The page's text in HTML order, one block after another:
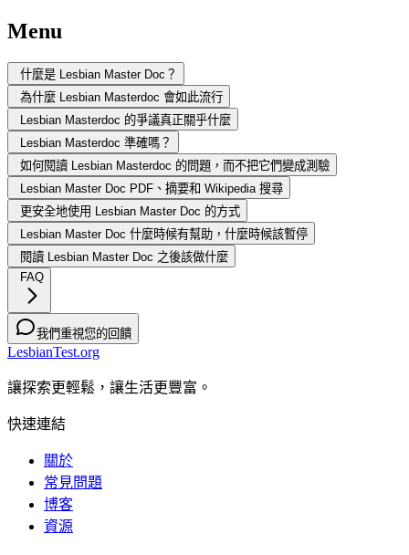
Menu
什麼是 Lesbian Master Doc？
為什麼 Lesbian Masterdoc 會如此流行
Lesbian Masterdoc 的爭議真正關乎什麼
Lesbian Masterdoc 準確嗎？
如何閱讀 Lesbian Masterdoc 的問題，而不把它們變成測驗
Lesbian Master Doc PDF、摘要和 Wikipedia 搜尋
更安全地使用 Lesbian Master Doc 的方式
Lesbian Master Doc 什麼時候有幫助，什麼時候該暫停
閱讀 Lesbian Master Doc 之後該做什麼
FAQ
我們重視您的回饋
LesbianTest.org
讓探索更輕鬆，讓生活更豐富。
快速連結
關於
常見問題
博客
資源